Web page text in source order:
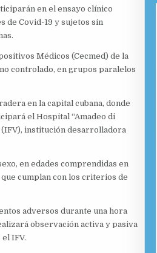
en el ensayo clínico
de Covid-19 y sujetos sin
Médicos (Cecmed) de la
controlado, en grupos paralelos
en la capital cubana, donde
el Hospital “Amadeo di
(IFV), institución desarrolladora
en edades comprendidas en
cumplan con los criterios de
adversos durante una hora
observación activa y pasiva
IFV.